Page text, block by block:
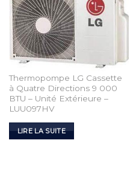
Thermopompe LG Cassette
à Quatre Directions 9 000
BTU – Unité Extérieure –
LUU097HV
LIRE LA SUITE